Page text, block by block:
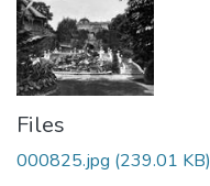
Files
000825.jpg (239.01 KB)